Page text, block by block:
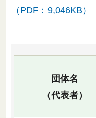
（PDF：9,046KB）
団体名
（代表者）